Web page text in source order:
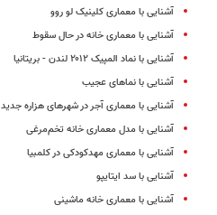
آشنایی با معماری کلینیک لو روو
آشنایی با معماری خانه در حال سقوط
آشنایی با نماد المپیک ۲۰۱۲ لندن - بریتانیا
آشنایی با نماهای عجیب
آشنایی با معماری آجر در شهرهای هزاره جدید
آشنایی با مدل معماری خانه تخم‌مرغی
آشنایی با معماری مهدکودکی در کلمبیا
آشنایی با سد ایتایپو
‌آشنایی با معماری خانه ماشینی